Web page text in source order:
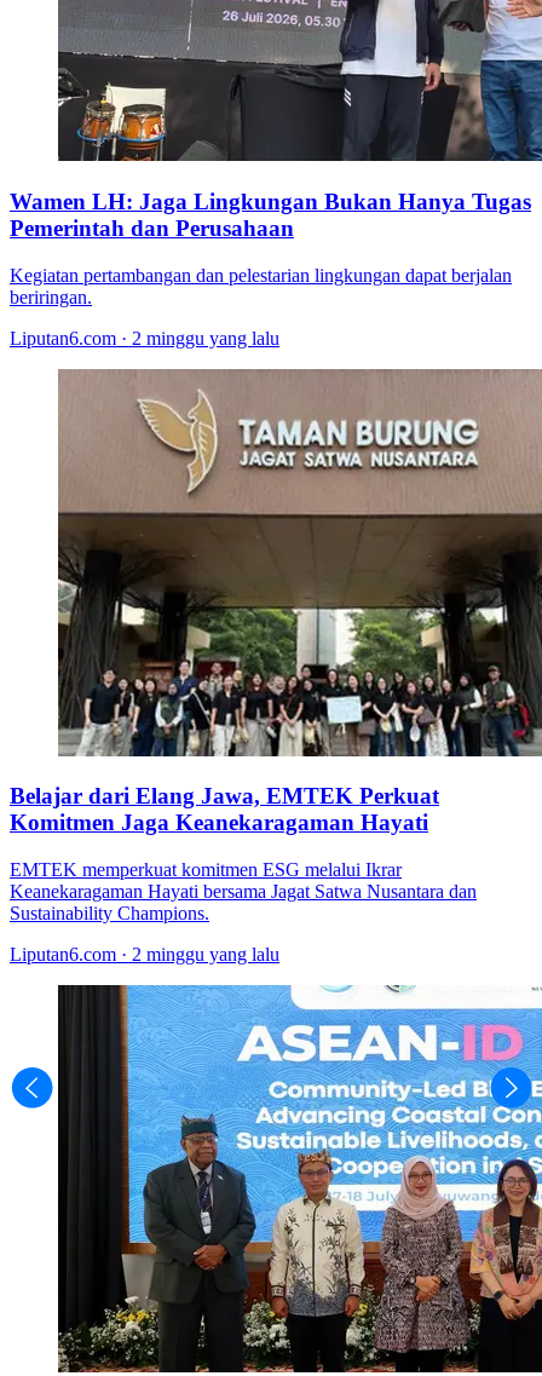
Wamen LH: Jaga Lingkungan Bukan Hanya Tugas
Pemerintah dan Perusahaan
Kegiatan pertambangan dan pelestarian lingkungan dapat berjalan
beriringan.
Liputan6.com · 2 minggu yang lalu
Belajar dari Elang Jawa, EMTEK Perkuat
Komitmen Jaga Keanekaragaman Hayati
EMTEK memperkuat komitmen ESG melalui Ikrar
Keanekaragaman Hayati bersama Jagat Satwa Nusantara dan
Sustainability Champions.
Liputan6.com · 2 minggu yang lalu